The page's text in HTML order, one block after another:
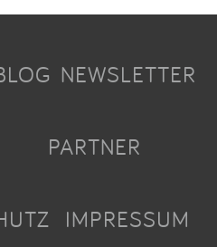
NEWSLETTER
PARTNER
IMPRESSUM